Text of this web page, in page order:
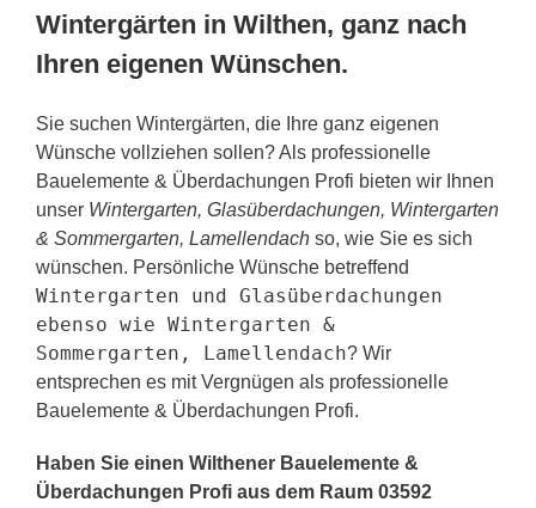
Wintergärten in Wilthen, ganz nach
Ihren eigenen Wünschen.
Sie suchen Wintergärten, die Ihre ganz eigenen
Wünsche vollziehen sollen? Als professionelle
Bauelemente & Überdachungen Profi bieten wir Ihnen
unser Wintergarten, Glasüberdachungen, Wintergarten
& Sommergarten, Lamellendach so, wie Sie es sich
wünschen. Persönliche Wünsche betreffend
Wintergarten und Glasüberdachungen
ebenso wie Wintergarten &
Sommergarten, Lamellendach? Wir
entsprechen es mit Vergnügen als professionelle
Bauelemente & Überdachungen Profi.
Haben Sie einen Wilthener Bauelemente &
Überdachungen Profi aus dem Raum 03592